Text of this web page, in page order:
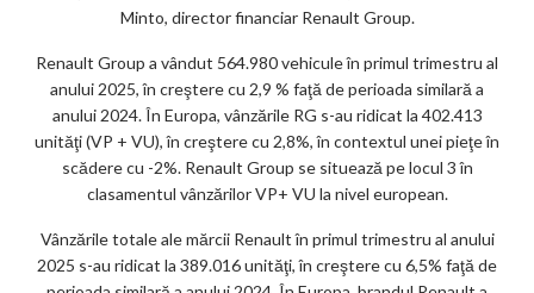
Minto, director financiar Renault Group.
Renault Group a vândut 564.980 vehicule în primul trimestru al
anului 2025, în creştere cu 2,9 % faţă de perioada similară a
anului 2024. În Europa, vânzările RG s-au ridicat la 402.413
unităţi (VP + VU), în creştere cu 2,8%, în contextul unei pieţe în
scădere cu -2%. Renault Group se situează pe locul 3 în
clasamentul vânzărilor VP+ VU la nivel european.
Vânzările totale ale mărcii Renault în primul trimestru al anului
2025 s-au ridicat la 389.016 unităţi, în creştere cu 6,5% faţă de